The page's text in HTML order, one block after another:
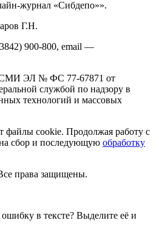
журнал «Сибдепо»».
Г.Н.
900-800, email —
СМИ ЭЛ № ФС 77-67871 от
службой по надзору в
технологий и массовых
файлы cookie. Продолжая работу с
сбор и последующую обработку
права защищены.
в тексте? Выделите её и